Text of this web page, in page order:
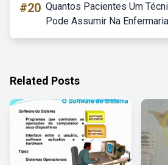
#20 Quantos Pacientes Um
Pode Assumir Na Enfermaria
Related Posts